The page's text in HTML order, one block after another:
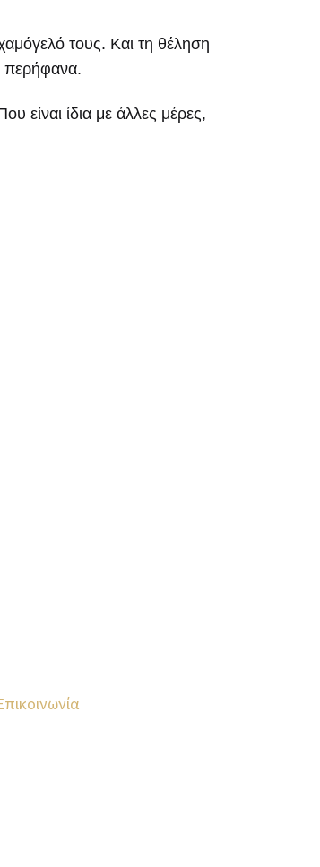
τους. Και τη θέληση
περήφανα.
είναι ίδια με άλλες μέρες,